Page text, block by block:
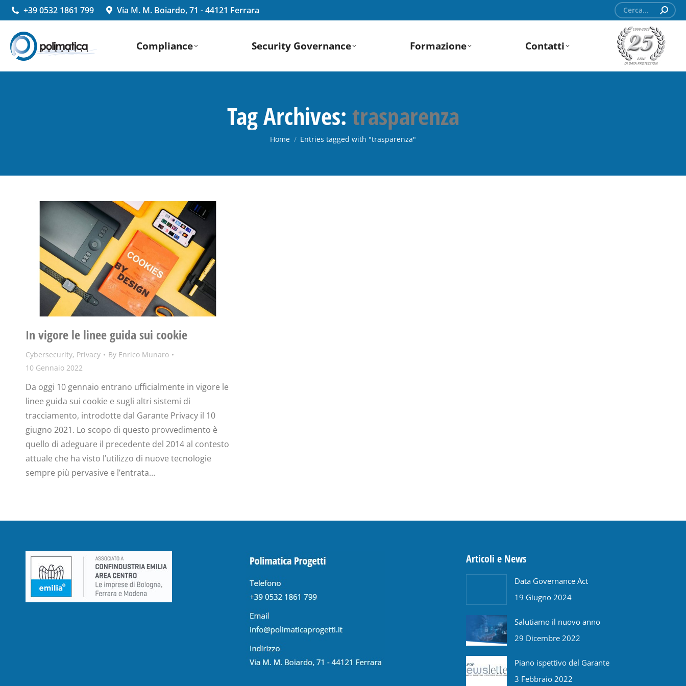
+39 0532 1861 799 Via M. M. Boiardo, 71 - 44121 Ferrara Search:
Compliance Security Governance Formazione Contatti
Tag Archives: trasparenza
You are here:
Home Entries tagged with "trasparenza"
In vigore le linee guida sui cookie
Cybersecurity, Privacy By Enrico Munaro
10 Gennaio 2022
Da oggi 10 gennaio entrano ufficialmente in vigore le
linee guida sui cookie e sugli altri sistemi di
tracciamento, introdotte dal Garante Privacy il 10
giugno 2021. Lo scopo di questo provvedimento è
quello di adeguare il precedente del 2014 al contesto
attuale che ha visto l’utilizzo di nuove tecnologie
sempre più pervasive e l’entrata…
Articoli e News
Data Governance Act
19 Giugno 2024
Salutiamo il nuovo anno
29 Dicembre 2022
Piano ispettivo del Garante
3 Febbraio 2022